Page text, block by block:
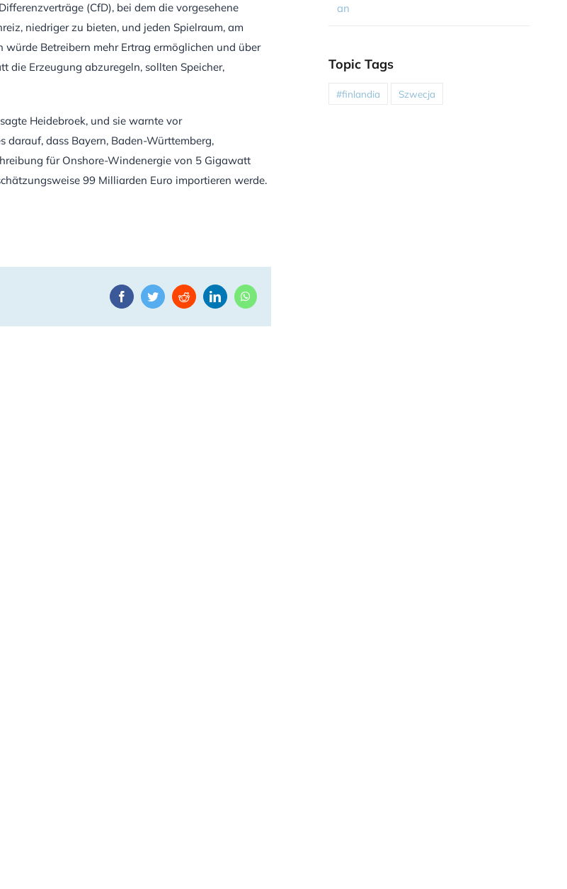
(CfD), bei dem die vorgesehene
niedriger zu bieten, und jeden Spielraum, am
Betreibern mehr Ertrag ermöglichen und über
die Erzeugung abzuregeln, sollten Speicher,
Heidebroek, und sie warnte vor
darauf, dass Bayern, Baden-Württemberg,
für Onshore-Windenergie von 5 Gigawatt
99 Milliarden Euro importieren werde.
FacebookTwitterRedditLinkedInWhatsApp
an
Topic Tags
#finlandia Szwecja